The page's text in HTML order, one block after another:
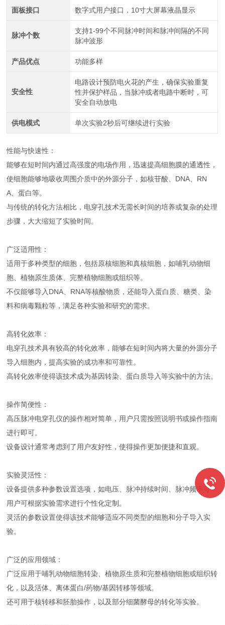
面板接口 数字式用户接口，10寸大屏幕液晶显示
脉冲个数
支持1-99个不同脉冲时间和脉冲间隔的不同
脉冲波形
产品优点 功能多样
安全性
电路设计预防电火花的产生，确保实验重复
性并保护样品，当脉冲或者电路中断时，可
安全自动放电
供电模式 单次实验2秒后可继续进行实验
性能与快速性：
能够在短时间内通过高强度的电场作用，迅速提高细胞膜的通透性，
使细胞能够地吸收周围介质中的外源分子，如核苷酸、DNA、RN
A、蛋白等。
与传统的转化方法相比，电穿孔技术无需长时间的培养或复杂的处理
步骤，大大缩短了实验时间。
广泛适用性：
适用于多种类型的细胞，包括原核细胞和真核细胞，如哺乳动物细
胞、植物原生质体、完整植物细胞或组织等。
不仅能够导入DNA、RNA等核酸物质，还能导入蛋白质、糖类、染
料和病毒颗粒等，满足各种实验和研究的需求。
高转化效率：
电穿孔技术具有较高的转化效率，能够在短时间内将大量的外源分子
导入细胞内，提高实验的成功率和可靠性。
高转化效率使得该技术成为基因转染、蛋白质导入等实验中的方法。
操作简便性：
高压脉冲电穿孔仪的操作相对简单，用户只需按照说明书或操作指南
进行即可。
设备设计通常考虑到了用户友好性，使得操作更加便捷和直观。
实验灵活性：
设备提供多种参数设置选项，如电压、脉冲持续时间、脉冲频率等，
用户可根据实验需求进行个性化定制。
灵活的参数设置使得该技术能够适应不同类型的细胞和分子导入实
验。
广泛的应用领域：
广泛应用于哺乳动物细胞转染、植物原生质和完整植物细胞或组织转
化，以及活体、离体蛋白/药物/基因转移等领域。
还可用于核转移和胚胎操作，以及部分细菌酵母的转化等实验。